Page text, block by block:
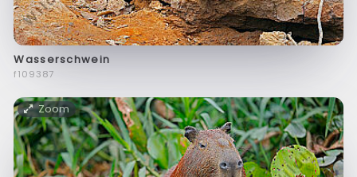
Wasserschwein
f109387
Zoom